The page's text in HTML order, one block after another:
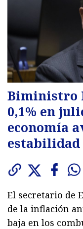
Biministro
0,1% en
economía
estabilidad
El secretario de
de la inflación
baja en los